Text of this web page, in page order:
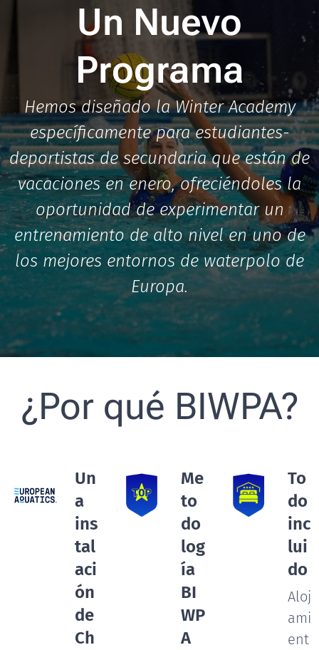
Un Nuevo
Programa
Hemos diseñado la Winter Academy
específicamente para estudiantes-
deportistas de secundaria que están de
vacaciones en enero, ofreciéndoles la
oportunidad de experimentar un
entrenamiento de alto nivel en uno de
los mejores entornos de waterpolo de
Europa.
¿Por qué BIWPA?
Un
a
ins
tal
aci
ón
de
Ch
Me
to
do
log
ía
BI
WP
A
To
do
inc
lui
do
Aloj
ami
ent